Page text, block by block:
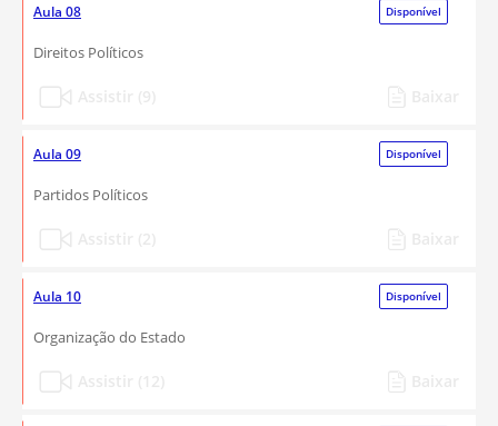
Aula 08 Disponível
Direitos Políticos
Aula 09 Disponível
Partidos Políticos
Aula 10 Disponível
Organização do Estado